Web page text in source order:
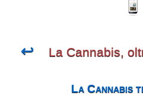
↩ La Cannabis,
La Cannabis